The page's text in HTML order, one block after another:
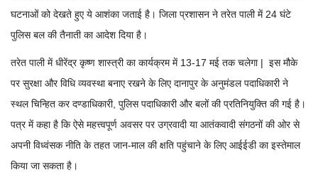
घटनाओं को देखते हुए ये आशंका जताई है। जिला प्रशासन ने तरेत पाली में 24 घंटे
पुलिस बल की तैनाती का आदेश दिया है।
तरेत पाली में धीरेंद्र कृष्ण शास्त्री का कार्यक्रम में 13-17 मई तक चलेगा | इस मौके
पर सुरक्षा और विधि व्यवस्था बनाए रखने के लिए दानापुर के अनुमंडल पदाधिकारी ने
स्थल चिन्हित कर दण्डाधिकारी, पुलिस पदाधिकारी और बलों की प्रतिनियुक्ति की गई है।
पत्र में कहा है कि ऐसे महत्त्वपूर्ण अवसर पर उग्रवादी या आतंकवादी संगठनों की ओर से
अपनी विध्वंसक नीति के तहत जान-माल की क्षति पहुंचाने के लिए आईईडी का इस्तेमाल
किया जा सकता है।